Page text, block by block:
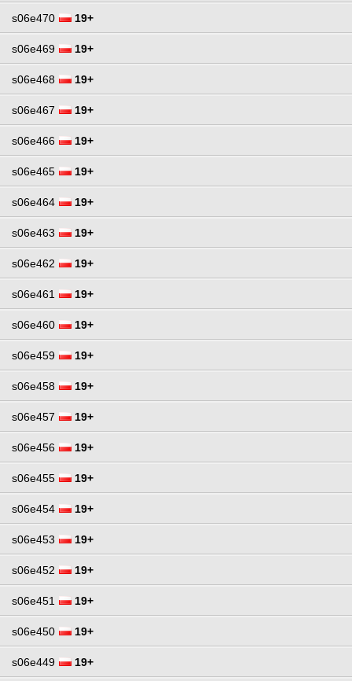
s06e470 19+
s06e469 19+
s06e468 19+
s06e467 19+
s06e466 19+
s06e465 19+
s06e464 19+
s06e463 19+
s06e462 19+
s06e461 19+
s06e460 19+
s06e459 19+
s06e458 19+
s06e457 19+
s06e456 19+
s06e455 19+
s06e454 19+
s06e453 19+
s06e452 19+
s06e451 19+
s06e450 19+
s06e449 19+